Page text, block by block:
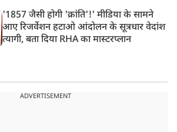
'1857 जैसी होगी 'क्रांति'!' मीडिया के सामने
आए रिजर्वेशन हटाओ आंदोलन के सूत्रधार वेदांश
त्यागी, बता दिया RHA का मास्टरप्लान
ADVERTISEMENT